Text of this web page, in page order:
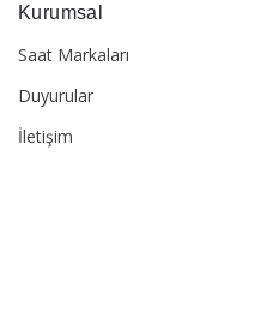
Kurumsal
Saat Markaları
Duyurular
İletişim